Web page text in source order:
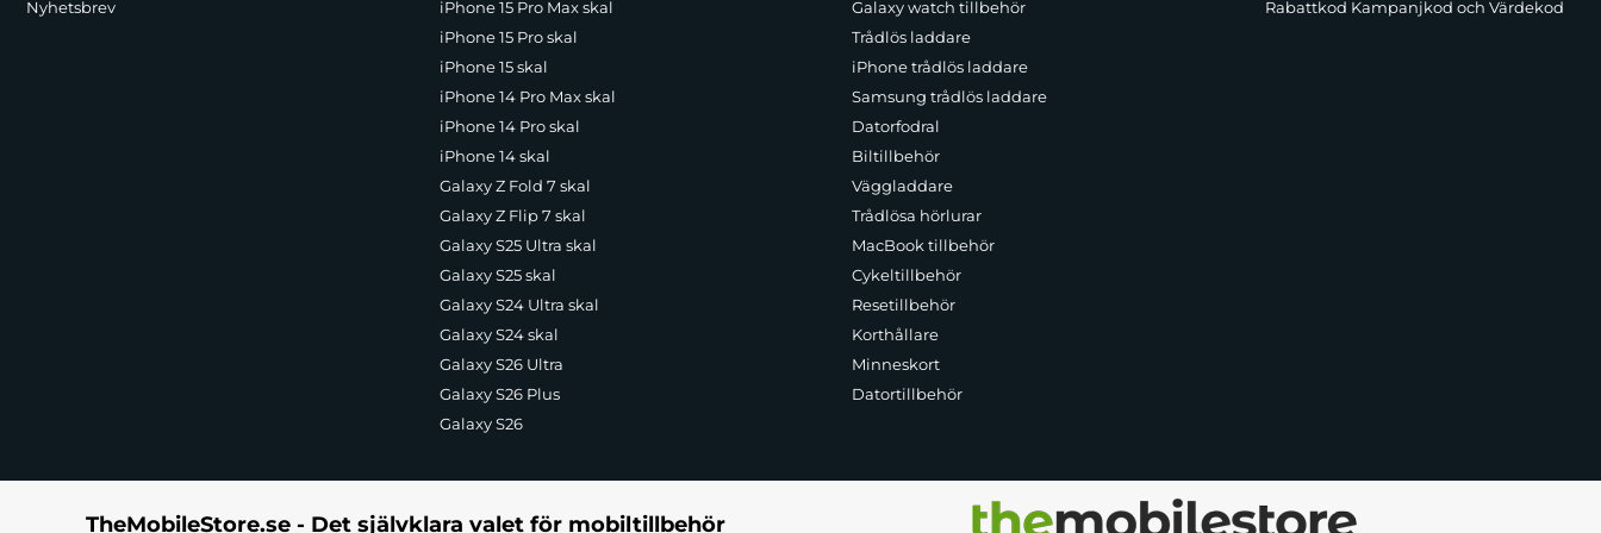
Laddningens enkelhet är en av de största fördelarna med Leading Series-skalet. Tack vare full kompatibilitet med MagSafe-teknologi kan du enkelt ladda din iPhone 16 Pro Max utan att ta av skalet.
Denna praktiska lösning säkerställer att din mobil alltid är redo för användning, oavsett om du är hemma, på kontoret eller på språng.
Varje detalj av Leading Series-skalet har noggrant övervägts för att säkerställa maximal funktionalitet. De exakt utformade utskärningarna ger enkel åtkomst till alla knappar, portar och mobilfunktioner,
vilket gör användningen av din iPhone 16 Pro Max ännu mer bekväm. Oavsett om du tar bilder, lyssnar på musik eller ansluter en laddare, är allt inom räckhåll.
Nyhetsbrev
iPhone 15 Pro Max skal
iPhone 15 Pro skal
iPhone 15 skal
iPhone 14 Pro Max skal
iPhone 14 Pro skal
iPhone 14 skal
Galaxy Z Fold 7 skal
Galaxy Z Flip 7 skal
Galaxy S25 Ultra skal
Galaxy S25 skal
Galaxy S24 Ultra skal
Galaxy S24 skal
Galaxy S26 Ultra
Galaxy S26 Plus
Galaxy S26
Galaxy watch tillbehör
Trådlös laddare
iPhone trådlös laddare
Samsung trådlös laddare
Datorfodral
Biltillbehör
Väggladdare
Trådlösa hörlurar
MacBook tillbehör
Cykeltillbehör
Resetillbehör
Korthållare
Minneskort
Datortillbehör
Rabattkod Kampanjkod och Värdekod
TheMobileStore.se - Det självklara valet för mobiltillbehör